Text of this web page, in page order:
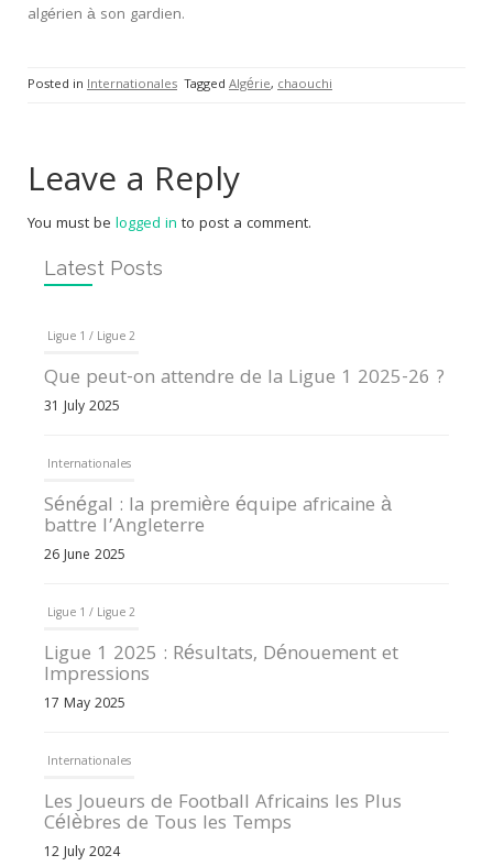
algérien à son gardien.
Posted in Internationales Tagged Algérie, chaouchi
Leave a Reply
You must be logged in to post a comment.
Latest Posts
Ligue 1 / Ligue 2
Que peut-on attendre de la Ligue 1 2025-26 ?
31 July 2025
Internationales
Sénégal : la première équipe africaine à
battre l’Angleterre
26 June 2025
Ligue 1 / Ligue 2
Ligue 1 2025 : Résultats, Dénouement et
Impressions
17 May 2025
Internationales
Les Joueurs de Football Africains les Plus
Célèbres de Tous les Temps
12 July 2024